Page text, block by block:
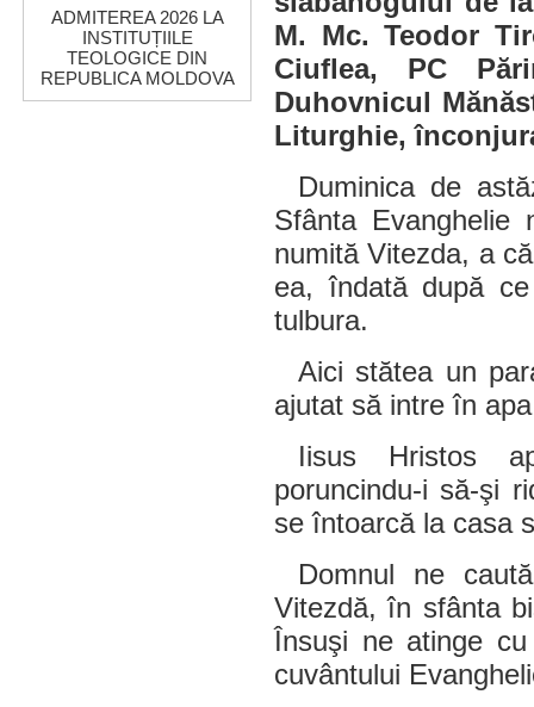
ADMITEREA 2026 LA
INSTITUȚIILE
TEOLOGICE DIN
REPUBLICA MOLDOVA
M. Mc. Teodor
Ciuflea, PC
Duhovnicul
Liturghie,
Duminica de
Sfânta Evanghelie
numită Vitezda, a
ea, îndată după
tulbura.
Aici stătea un
ajutat să intre în
Iisus Hristos
poruncindu-i să-şi
se întoarcă la casa
Domnul ne
Vitezdă, în sfânta
Însuşi ne atinge
cuvântului